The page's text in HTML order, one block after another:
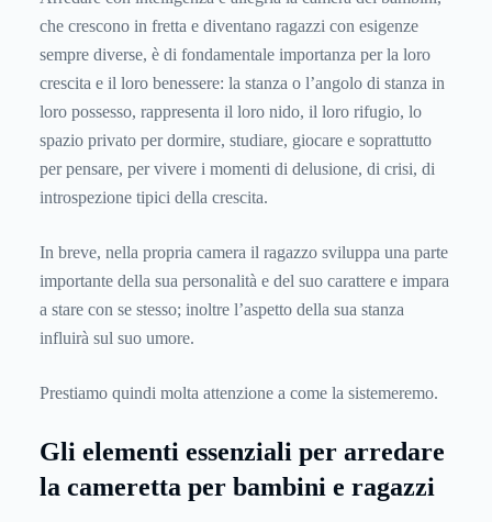
che crescono in fretta e diventano ragazzi con esigenze
sempre diverse, è di fondamentale importanza per la loro
crescita e il loro benessere: la stanza o l’angolo di stanza in
loro possesso, rappresenta il loro nido, il loro rifugio, lo
spazio privato per dormire, studiare, giocare e soprattutto
per pensare, per vivere i momenti di delusione, di crisi, di
introspezione tipici della crescita.
In breve, nella propria camera il ragazzo sviluppa una parte
importante della sua personalità e del suo carattere e impara
a stare con se stesso; inoltre l’aspetto della sua stanza
influirà sul suo umore.
Prestiamo quindi molta attenzione a come la sistemeremo.
Gli elementi essenziali per arredare
la cameretta per bambini e ragazzi